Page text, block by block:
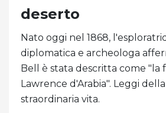
deserto
Nato oggi nel 1868,
diplomatica e archeologa
Bell è stata descritta come "la
Lawrence d'Arabia". Leggi
straordinaria vita.